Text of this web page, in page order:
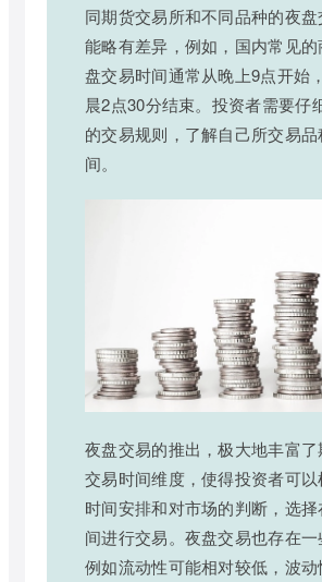
同期货交易所和不同品种的夜
能略有差异，例如，国内常见
盘交易时间通常从晚上9点开始
晨2点30分结束。投资者需要仔
的交易规则，了解自己所交易
间。
夜盘交易的推出，极大地丰富
交易时间维度，使得投资者可
时间安排和对市场的判断，选
间进行交易。夜盘交易也存在一
例如流动性可能相对较低，波